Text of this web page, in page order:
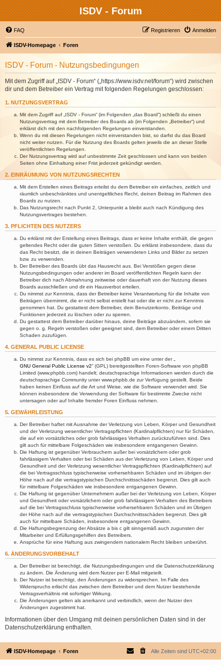
ISDV - Forum
FAQ Anmelden
Registrieren
ISDV-Homepage Foren
ISDV - Forum - Nutzungsbedingungen
Mit dem Zugriff auf „ISDV - Forum“ („https://www.isdv.net/forum“) wird zwischen
dir und dem Betreiber ein Vertrag mit folgenden Regelungen geschlossen:
1. NUTZUNGSVERTRAG
Mit dem Zugriff auf „ISDV - Forum“ (im Folgenden „das Board“) schließt du einen
Nutzungsvertrag mit dem Betreiber des Boards ab (im Folgenden „Betreiber“) und
erklärst dich mit den nachfolgenden Regelungen einverstanden.
Wenn du mit diesen Regelungen nicht einverstanden bist, so darfst du das Board
nicht weiter nutzen. Für die Nutzung des Boards gelten jeweils die an dieser Stelle
veröffentlichten Regelungen.
Der Nutzungsvertrag wird auf unbestimmte Zeit geschlossen und kann von beiden
Seiten ohne Einhaltung einer Frist jederzeit gekündigt werden.
2. EINRÄUMUNG VON NUTZUNGSRECHTEN
Mit dem Erstellen eines Beitrags erteilst du dem Betreiber ein einfaches, zeitlich und
räumlich unbeschränktes und unentgeltliches Recht, deinen Beitrag im Rahmen des
Boards zu nutzen.
Das Nutzungsrecht nach Punkt 2, Unterpunkt a bleibt auch nach Kündigung des
Nutzungsvertrages bestehen.
3. PFLICHTEN DES NUTZERS
Du erklärst mit der Erstellung eines Beitrags, dass er keine Inhalte enthält, die gegen
geltendes Recht oder die guten Sitten verstoßen. Du erklärst insbesondere, dass du
das Recht besitzt, die in deinen Beiträgen verwendeten Links und Bilder zu setzen
bzw. zu verwenden.
Der Betreiber des Boards übt das Hausrecht aus. Bei Verstößen gegen diese
Nutzungsbedingungen oder anderer im Board veröffentlichten Regeln kann der
Betreiber dich nach Abmahnung zeitweise oder dauerhaft von der Nutzung dieses
Boards ausschließen und dir ein Hausverbot erteilen.
Du nimmst zur Kenntnis, dass der Betreiber keine Verantwortung für die Inhalte von
Beiträgen übernimmt, die er nicht selbst erstellt hat oder die er nicht zur Kenntnis
genommen hat. Du gestattest dem Betreiber, dein Benutzerkonto, Beiträge und
Funktionen jederzeit zu löschen oder zu sperren.
Du gestattest dem Betreiber darüber hinaus, deine Beiträge abzuändern, sofern sie
gegen o. g. Regeln verstoßen oder geeignet sind, dem Betreiber oder einem Dritten
Schaden zuzufügen.
4. GENERAL PUBLIC LICENSE
Du nimmst zur Kenntnis, dass es sich bei phpBB um eine unter der „
GNU General Public License v2“ (GPL) bereitgestellten Foren-Software von phpBB
Limited (www.phpbb.com) handelt; deutschsprachige Informationen werden durch die
deutschsprachige Community unter www.phpbb.de zur Verfügung gestellt. Beide
haben keinen Einfluss auf die Art und Weise, wie die Software verwendet wird. Sie
können insbesondere die Verwendung der Software für bestimmte Zwecke nicht
untersagen oder auf Inhalte fremder Foren Einfluss nehmen.
5. GEWÄHRLEISTUNG
Der Betreiber haftet mit Ausnahme der Verletzung von Leben, Körper und Gesundheit
und der Verletzung wesentlicher Vertragspflichten (Kardinalpflichten) nur für Schäden,
die auf ein vorsätzliches oder grob fahrlässiges Verhalten zurückzuführen sind. Dies
gilt auch für mittelbare Folgeschäden wie insbesondere entgangenen Gewinn.
Die Haftung ist gegenüber Verbrauchern außer bei vorsätzlichem oder grob
fahrlässigem Verhalten oder bei Schäden aus der Verletzung von Leben, Körper und
Gesundheit und der Verletzung wesentlicher Vertragspflichten (Kardinalpflichten) auf
die bei Vertragsschluss typischerweise vorhersehbaren Schäden und im übrigen der
Höhe nach auf die vertragstypischen Durchschnittsschäden begrenzt. Dies gilt auch
für mittelbare Folgeschäden wie insbesondere entgangenen Gewinn.
Die Haftung ist gegenüber Unternehmern außer bei der Verletzung von Leben, Körper
und Gesundheit oder vorsätzlichem oder grob fahrlässigem Verhalten des Betreibers
auf die bei Vertragsschluss typischerweise vorhersehbaren Schäden und im Übrigen
der Höhe nach auf die vertragstypischen Durchschnittsschäden begrenzt. Dies gilt
auch für mittelbare Schäden, insbesondere entgangenen Gewinn.
Die Haftungsbegrenzung der Absätze a bis c gilt sinngemäß auch zugunsten der
Mitarbeiter und Erfüllungsgehilfen des Betreibers.
Ansprüche für eine Haftung aus zwingendem nationalem Recht bleiben unberührt.
6. ÄNDERUNGSVORBEHALT
Der Betreiber ist berechtigt, die Nutzungsbedingungen und die Datenschutzerklärung
zu ändern. Die Änderung wird dem Nutzer per E-Mail mitgeteilt.
Der Nutzer ist berechtigt, den Änderungen zu widersprechen. Im Falle des
Widerspruchs erlischt das zwischen dem Betreiber und dem Nutzer bestehende
Vertragsverhältnis mit sofortiger Wirkung.
Die Änderungen gelten als anerkannt und verbindlich, wenn der Nutzer den
Änderungen zugestimmt hat.
Informationen über den Umgang mit deinen persönlichen Daten sind in der
Datenschutzerklärung enthalten.
ISDV-Homepage Foren Alle Zeiten sind UTC+02:00